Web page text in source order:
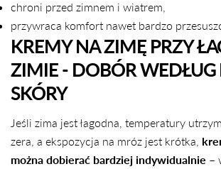
chroni przed zimnem i wiatrem,
przywraca komfort nawet bardzo
KREMY NA ZIMĘ PRZY
ZIMIE - DOBÓR WEDŁUG
SKÓRY
Jeśli zima jest łagodna, temperatury
zera, a ekspozycja na mróz jest krótka,
można dobierać bardziej indywidualnie –